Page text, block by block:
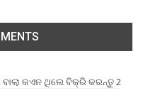
ବାଲା କଏନ ଥିଲେ ବିକ୍ରି କରନ୍ତୁ 2